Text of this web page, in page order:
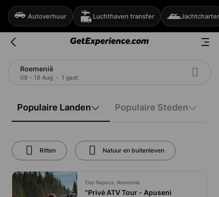
Autoverhuur Luchthaven transfer Jachtcharter
Roemenië
08 - 18 Aug 1 gast
Populaire Landen Populaire Steden
Ritten Natuur en buitenleven
Cluj-Napoca, Roemenië
"Privé ATV Tour - Apuseni